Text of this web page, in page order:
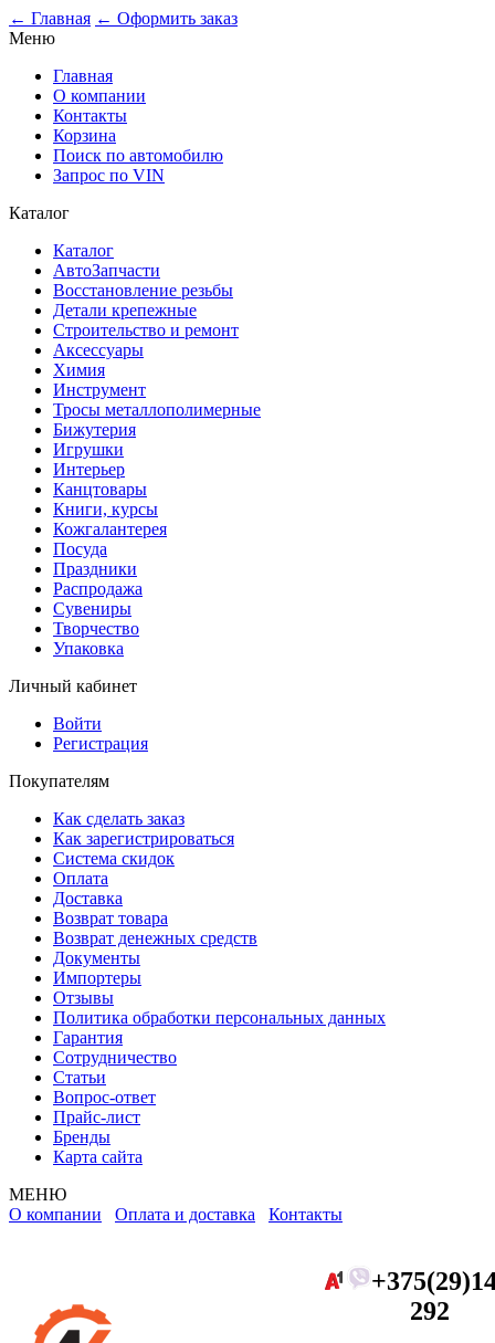
← Главная ← Оформить заказ
Меню
Главная
О компании
Контакты
Корзина
Поиск по автомобилю
Запрос по VIN
Каталог
Каталог
АвтоЗапчасти
Восстановление резьбы
Детали крепежные
Строительство и ремонт
Аксессуары
Химия
Инструмент
Тросы металлополимерные
Бижутерия
Игрушки
Интерьер
Канцтовары
Книги, курсы
Кожгалантерея
Посуда
Праздники
Распродажа
Сувениры
Творчество
Упаковка
Личный кабинет
Войти
Регистрация
Покупателям
Как сделать заказ
Как зарегистрироваться
Система скидок
Оплата
Доставка
Возврат товара
Возврат денежных средств
Документы
Импортеры
Отзывы
Политика обработки персональных данных
Гарантия
Сотрудничество
Статьи
Вопрос-ответ
Прайс-лист
Бренды
Карта сайта
МЕНЮ
О компании Оплата и доставка Контакты
292